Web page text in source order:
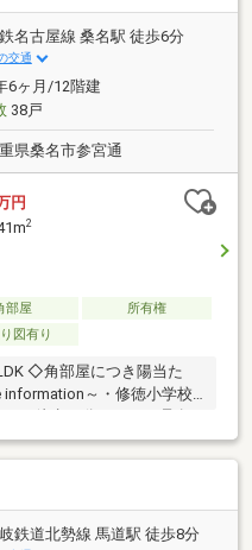
名古屋線 桑名駅 徒歩6分
交通
6ヶ月/12階建
38戸
県桑名市参宮通
円
2
部屋
所有権
図有り
◇角部屋につき陽当た
～・修徳小学校
で徒歩12分・バロー桑名
名店まで徒歩9分・V・
三菱UFJ銀行桑名支店まで
鉄道北勢線 馬道駅 徒歩8分